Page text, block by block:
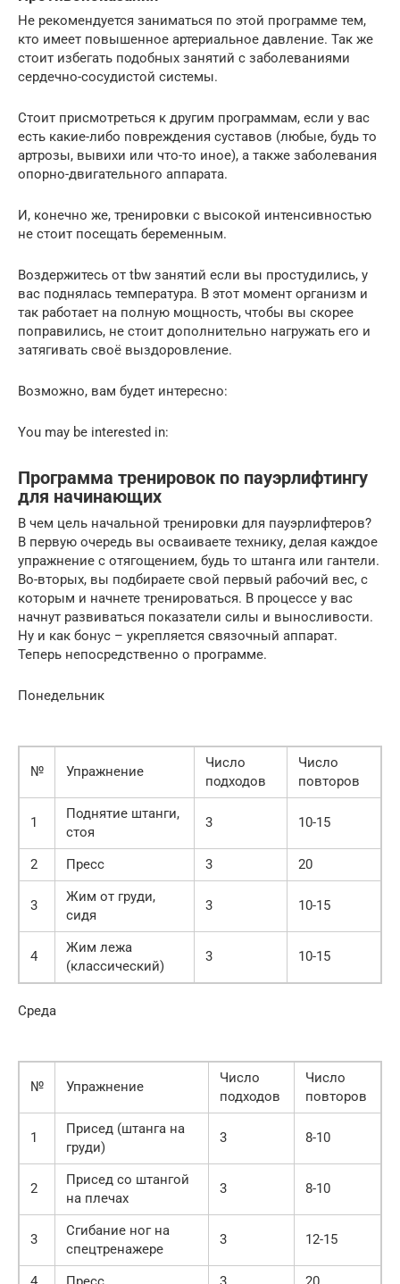
Не рекомендуется заниматься по этой программе тем,
кто имеет повышенное артериальное давление. Так же
стоит избегать подобных занятий с заболеваниями
сердечно-сосудистой системы.
Стоит присмотреться к другим программам, если у вас
есть какие-либо повреждения суставов (любые, будь то
артрозы, вывихи или что-то иное), а также заболевания
опорно-двигательного аппарата.
И, конечно же, тренировки с высокой интенсивностью
не стоит посещать беременным.
Воздержитесь от tbw занятий если вы простудились, у
вас поднялась температура. В этот момент организм и
так работает на полную мощность, чтобы вы скорее
поправились, не стоит дополнительно нагружать его и
затягивать своё выздоровление.
Возможно, вам будет интересно:
You may be interested in:
Программа тренировок по пауэрлифтингу
для начинающих
В чем цель начальной тренировки для пауэрлифтеров?
В первую очередь вы осваиваете технику, делая каждое
упражнение с отягощением, будь то штанга или гантели.
Во-вторых, вы подбираете свой первый рабочий вес, с
которым и начнете тренироваться. В процессе у вас
начнут развиваться показатели силы и выносливости.
Ну и как бонус – укрепляется связочный аппарат.
Теперь непосредственно о программе.
Понедельник
№ Упражнение
Число
подходов
Число
повторов
1
Поднятие штанги,
стоя
3 10-15
2 Пресс 3 20
3
Жим от груди,
сидя
3 10-15
4
Жим лежа
(классический)
3 10-15
Среда
№ Упражнение
Число
подходов
Число
повторов
1
Присед (штанга на
груди)
3 8-10
2
Присед со штангой
на плечах
3 8-10
3
Сгибание ног на
спецтренажере
3 12-15